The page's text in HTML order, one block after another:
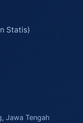
Statis)
Jawa Tengah